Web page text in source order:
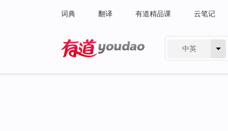
词典 翻译 有道精品课 云笔记
中英